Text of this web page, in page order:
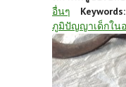
อื่นๆ
Keywords:
ภูมิปัญญาเด็กใน